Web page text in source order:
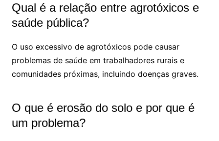
Qual é a relação entre agrotóxicos e
saúde pública?
O uso excessivo de agrotóxicos pode causar
problemas de saúde em trabalhadores rurais e
comunidades próximas, incluindo doenças graves.
O que é erosão do solo e por que é
um problema?